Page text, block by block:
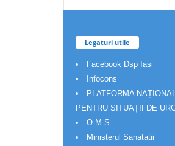
Legaturi utile
Facebook Dsp Iasi
Infocons
PLATFORMA
PENTRU SITUAȚII DE
O.M.S
Ministerul Sanatatii